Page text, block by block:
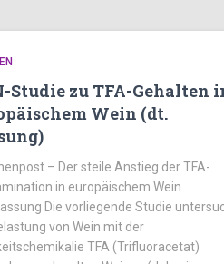
Studie zu TFA-Gehalten
Wein (dt.
– Der steile Anstieg der TFA-
in europäischem Wein
Die vorliegende Studie
von Wein mit der
TFA (Trifluoracetat)